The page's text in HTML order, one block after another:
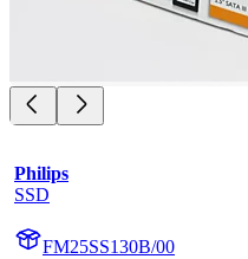
Philips
SSD
FM25SS130B/00